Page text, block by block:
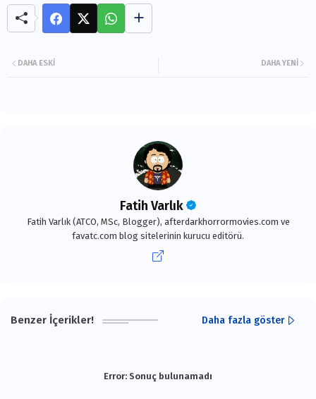
DAHA YENI
DAHA ESKI
Fatih Varlık
Fatih Varlık (ATCO, MSc, Blogger), afterdarkhorrormovies.com ve
favatc.com blog sitelerinin kurucu editörü.
Benzer İçerikler! Daha fazla göster
Error: Sonuç bulunamadı